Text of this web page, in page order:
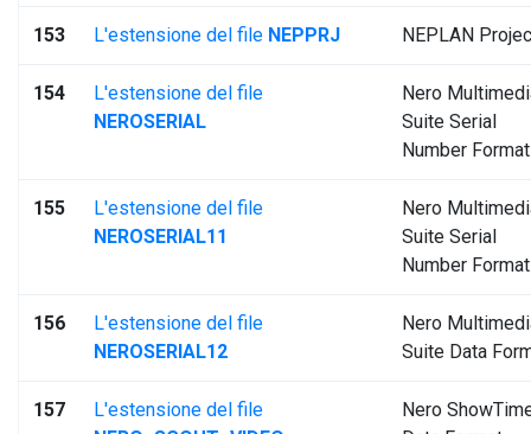
153 L'estensione del file NEPPRJ NEPLAN
154
L'estensione del file
NEROSERIAL
Nero
Suite Serial
Number Format
155
L'estensione del file
NEROSERIAL11
Nero
Suite Serial
Number Format
156
L'estensione del file
NEROSERIAL12
Nero
Suite Data
157
L'estensione del file
Nero